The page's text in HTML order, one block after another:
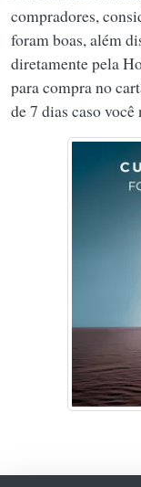
compradores,
foram boas, além
diretamente pela
para compra no
de 7 dias caso